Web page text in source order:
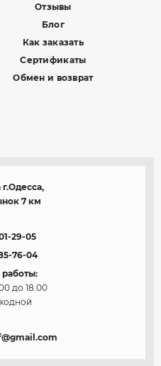
Отзывы
Блог
Как заказать
Сертификаты
Обмен и возврат
7 км
29-05
76-04
до 18.00